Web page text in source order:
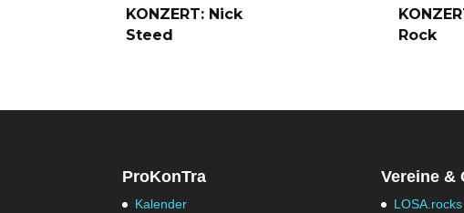
KONZERT: Nick
Steed
Rock
ProKonTra
Kalender
Vereine &
LOSA.rocks